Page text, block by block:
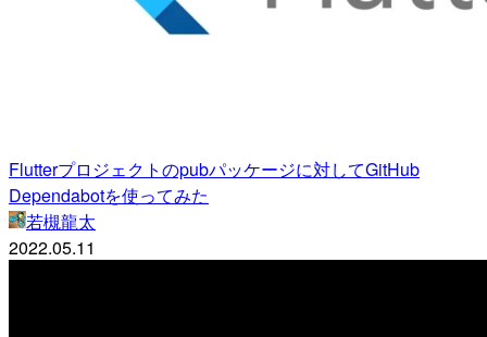
Flutterプロジェクトのpubパッケージに対してGitHub
Dependabotを使ってみた
若槻龍太
2022.05.11